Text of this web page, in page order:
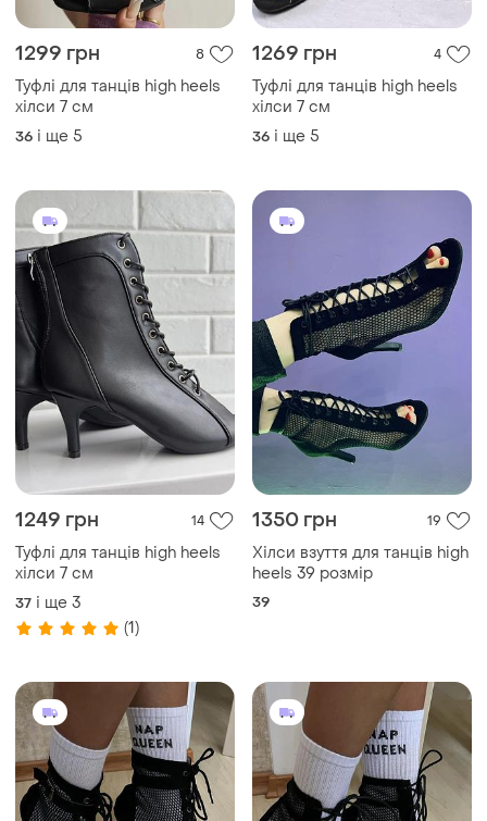
1299 грн 8
Туфлі для танців high heels
хілси 7 см
36 і ще 5
1269 грн 4
Туфлі для танців high heels
хілси 7 см
36 і ще 5
1249 грн 14
Туфлі для танців high heels
хілси 7 см
37 і ще 3
(1)
1350 грн 19
Хілси взуття для танців high
heels 39 розмір
39